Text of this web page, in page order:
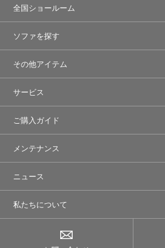
全国ショールーム
ソファを探す
その他アイテム
サービス
ご購入ガイド
メンテナンス
ニュース
私たちについて